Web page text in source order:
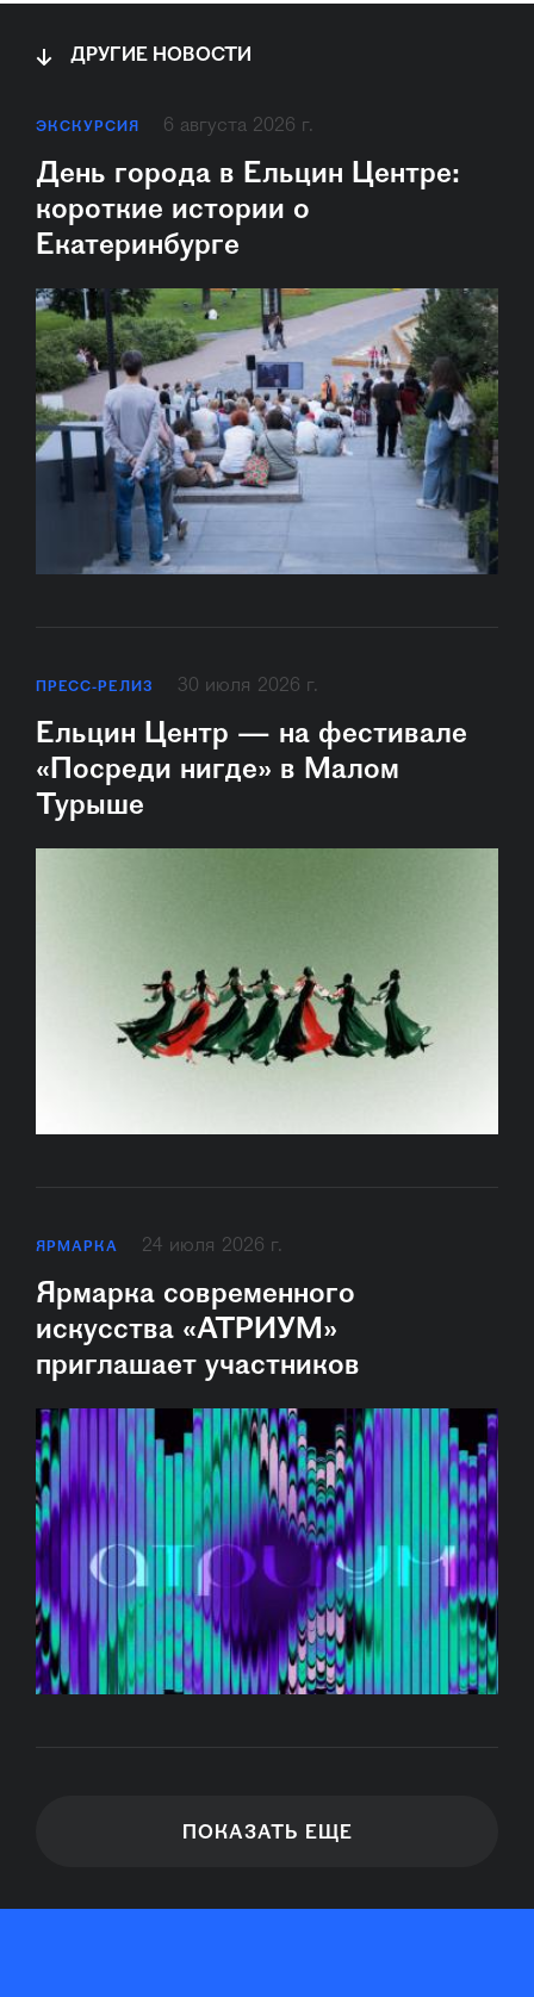
ДРУГИЕ НОВОСТИ
ЭКСКУРСИЯ 6 августа 2026 г.
День города в Ельцин Центре:
короткие истории о
Екатеринбурге
ПРЕСС-РЕЛИЗ 30 июля 2026 г.
Ельцин Центр — на фестивале
«Посреди нигде» в Малом
Турыше
ЯРМАРКА 24 июля 2026 г.
Ярмарка современного
искусства «АТРИУМ»
приглашает участников
ПОКАЗАТЬ ЕЩЕ